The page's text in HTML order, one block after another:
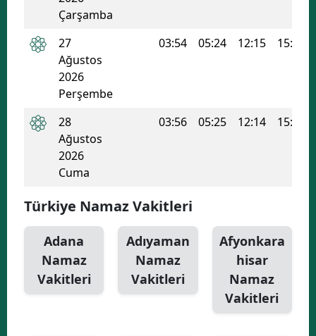
Şırnak
Bartın
Ardahan
Iğdır
Çarşamba
27
Ağustos
2026
Perşembe
03:54 05:24 12:15 15:57
28
Ağustos
2026
Cuma
03:56 05:25 12:14 15:56
Türkiye Namaz Vakitleri
Adana
Namaz
Vakitleri
Adıyaman
Namaz
Vakitleri
Afyonkara
hisar
Namaz
Vakitleri